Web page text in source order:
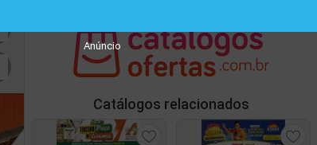
Anúncio
Catálogos relacionados